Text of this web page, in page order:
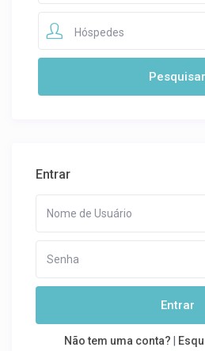
Hóspedes
Entrar
Entrar
Não tem uma conta?